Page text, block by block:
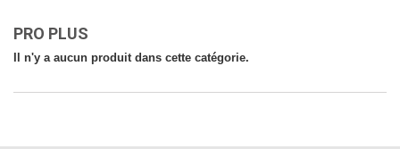
PRO PLUS
Il n'y a aucun produit dans cette catégorie.